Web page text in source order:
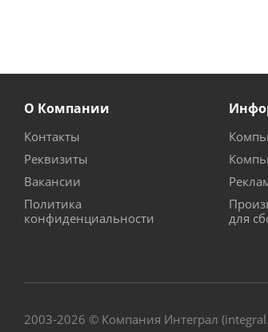
О Компании
Контакты
Реквизиты
Вакансии
Политика
конфиденциальности
для
2003-2026 © Компания Интеграл